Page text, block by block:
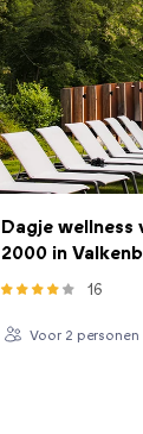
Dagje
2000 in
16
Voor 2 personen